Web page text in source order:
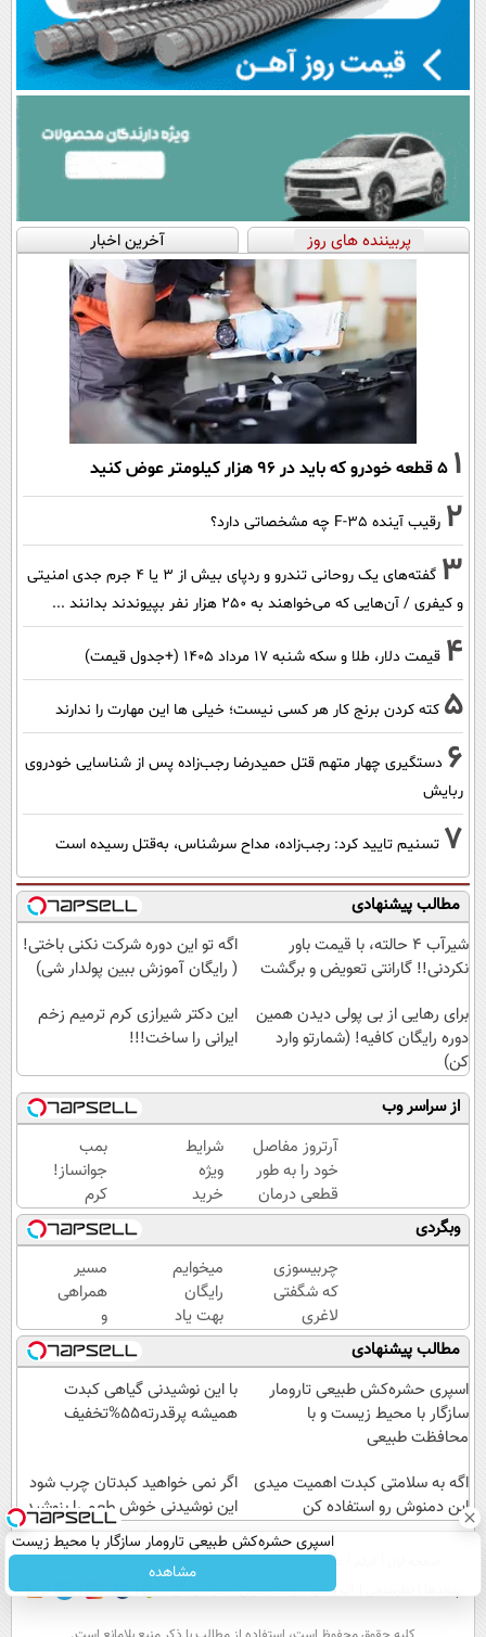
پربیننده های روز آخرین اخبار
1 ۵ قطعه خودرو که باید در ۹۶ هزار کیلومتر عوض کنید
2 رقیب آینده F-35 چه مشخصاتی دارد؟
3
گفته‌های یک روحانی تندرو و ردپای بیش از ۳ یا ۴ جرم جدی امنیتی
و کیفری / آن‌هایی که می‌خواهند به ۲۵۰ هزار نفر بپیوندند بدانند ...
4 قیمت دلار، طلا و سکه شنبه ۱۷ مرداد ۱۴۰۵ (+جدول قیمت)
5 کته کردن برنج کار هر کسی نیست؛ خیلی ها این مهارت را ندارند
6 دستگیری چهار متهم قتل حمیدرضا رجب‌زاده پس از شناسایی خودروی
ربایش
7 تسنیم تایید کرد: رجب‌زاده، مداح سرشناس، به‌قتل رسیده است
مطالب پیشنهادی
شیر‌آب ۴ حالته، با قیمت باور
نکردنی!! گارانتی تعویض و برگشت
اگه تو این دوره شرکت نکنی باختی!
( رایگان آموزش ببین پولدار شی)
برای رهایی از بی پولی دیدن همین
دوره رایگان کافیه! (شمارتو وارد
کن)
این دکتر شیرازی کرم ترمیم زخم
ایرانی را ساخت!!!
از سراسر وب
آرتروز مفاصل
خود را به طور
قطعی درمان
کنید!
◂پرسش‌نامه▸
شرایط
ویژه
خرید
کرم
بوتاکس
گیاهی
تا پایان
امشب!
بمب
جوانساز!
کرم
بوتاکس
جلبک
اسپیرولینا50%تخفیف
وبگردی
چربیسوزی
که شگفتی
لاغری
آسان را
رقم زد!
میخوایم
رایگان
بهت یاد
بدیم
چجوری
پولدارشی!
باور نداری
مسیر
همراهی
و
گزارش
عملکرد
گروه
اسنپ
مطالب پیشنهادی
اسپری حشره‌کش طبیعی تارومار
سازگار با محیط زیست و با
محافظت طبیعی
با این نوشیدنی گیاهی کبدت
همیشه پرقدرته55%تخفیف
اگه به سلامتی کبدت اهمیت میدی
این دمنوش رو استفاده کن
اگر نمی خواهید کبدتان چرب شود
این نوشیدنی خوش طعم را بنوشید
اسپری حشره‌کش طبیعی تارومار سازگار با محیط زیست
و با محافظت طبیعی
مشاهده عصر ایران۲ تماس با ما
آب و هوا اوقات شرعی سواد زندگی